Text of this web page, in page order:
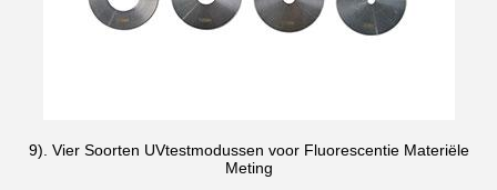
9). Vier Soorten UVtestmodussen voor Fluorescentie Materiële
Meting